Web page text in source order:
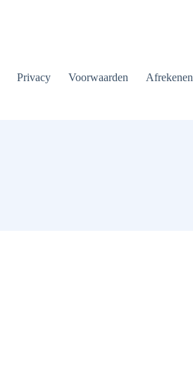
Privacy Voorwaarden Afrekenen